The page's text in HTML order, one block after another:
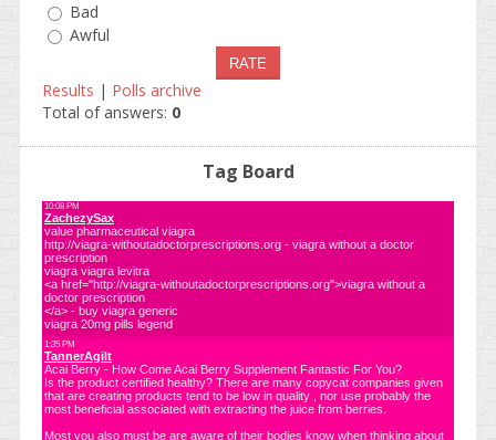
Bad
Awful
Results | Polls archive
Total of answers: 0
Tag Board